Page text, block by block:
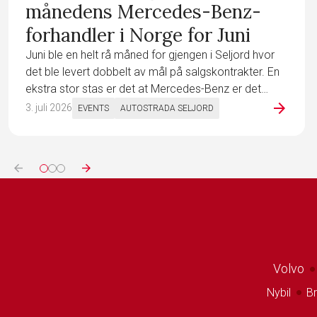
månedens Mercedes-Benz-
forhandler i Norge for Juni
Juni ble en helt rå måned for gjengen i Seljord hvor
det ble levert dobbelt av mål på salgskontrakter. En
ekstra stor stas er det at Mercedes-Benz er det
største personbilmerke i Seljord sitt distrikt for juni.
3. juli 2026 EVENTS AUTOSTRADA SELJORD arrow_forward
arrow_back arrow_forward
Volvo circle
Nybil circle